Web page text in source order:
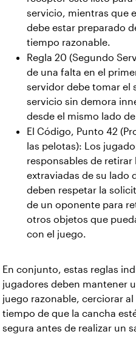
servicio, mientras que
debe estar preparado
tiempo razonable.
Regla 20 (Segundo
de una falta en el
servidor debe tomar el
servicio sin demora
desde el mismo lado
El Código, Punto 42
las pelotas): Los
responsables de retirar
extraviadas de su lado
deben respetar la
de un oponente para
otros objetos que
con el juego.
En conjunto, estas reglas
jugadores deben mantener
juego razonable, cerciorar al
tiempo de que la cancha
segura antes de realizar un